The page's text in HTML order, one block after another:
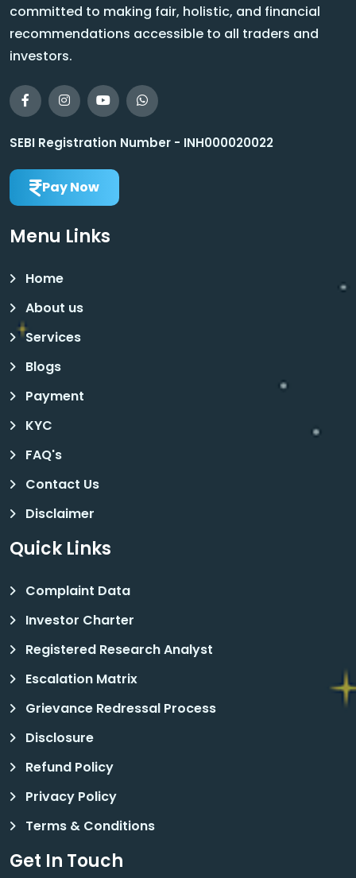
committed to making fair, holistic, and financial
recommendations accessible to all traders and
investors.
SEBI Registration Number - INH000020022
Pay Now
Menu Links
Home
About us
Services
Blogs
Payment
KYC
FAQ's
Contact Us
Disclaimer
Quick Links
Complaint Data
Investor Charter
Registered Research Analyst
Escalation Matrix
Grievance Redressal Process
Disclosure
Refund Policy
Privacy Policy
Terms & Conditions
Get In Touch